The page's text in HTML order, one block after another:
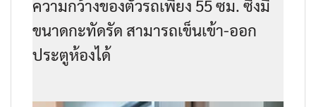
ความกว้างของตัวรถเพียง 55 ซม. ซึ่งมี
ขนาดกะทัดรัด สามารถเข็นเข้า-ออก
ประตูห้องได้